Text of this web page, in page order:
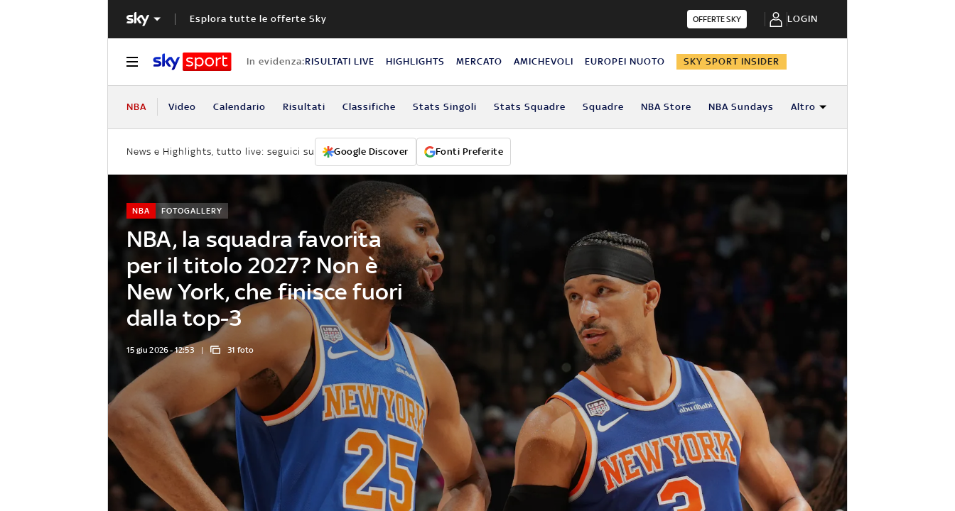
Esplora tutte le offerte Sky OFFERTE SKY LOGIN
In evidenza:RISULTATI LIVE HIGHLIGHTS MERCATO AMICHEVOLI EUROPEI NUOTO SKY SPORT INSIDER
NBA Video Calendario Risultati Classifiche Stats Singoli Stats Squadre Squadre NBA Store NBA Sundays Altro
News e Highlights, tutto live: seguici su Google Discover Fonti Preferite
NBA, la squadra favorita
per il titolo 2027? Non è
New York, che finisce fuori
dalla top-3
NBA FOTOGALLERY
15 giu 2026 - 12:53 31 foto